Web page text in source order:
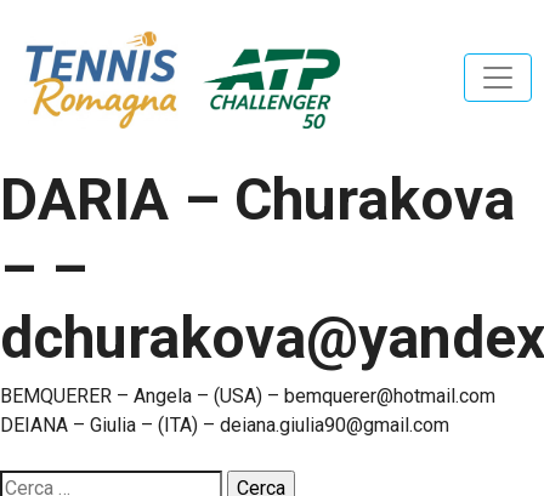
DARIA – Churakova
– –
Navigazione
articoli
BEMQUERER – Angela – (USA) – bemquerer@hotmail.com
DEIANA – Giulia – (ITA) – deiana.giulia90@gmail.com
Ricerca